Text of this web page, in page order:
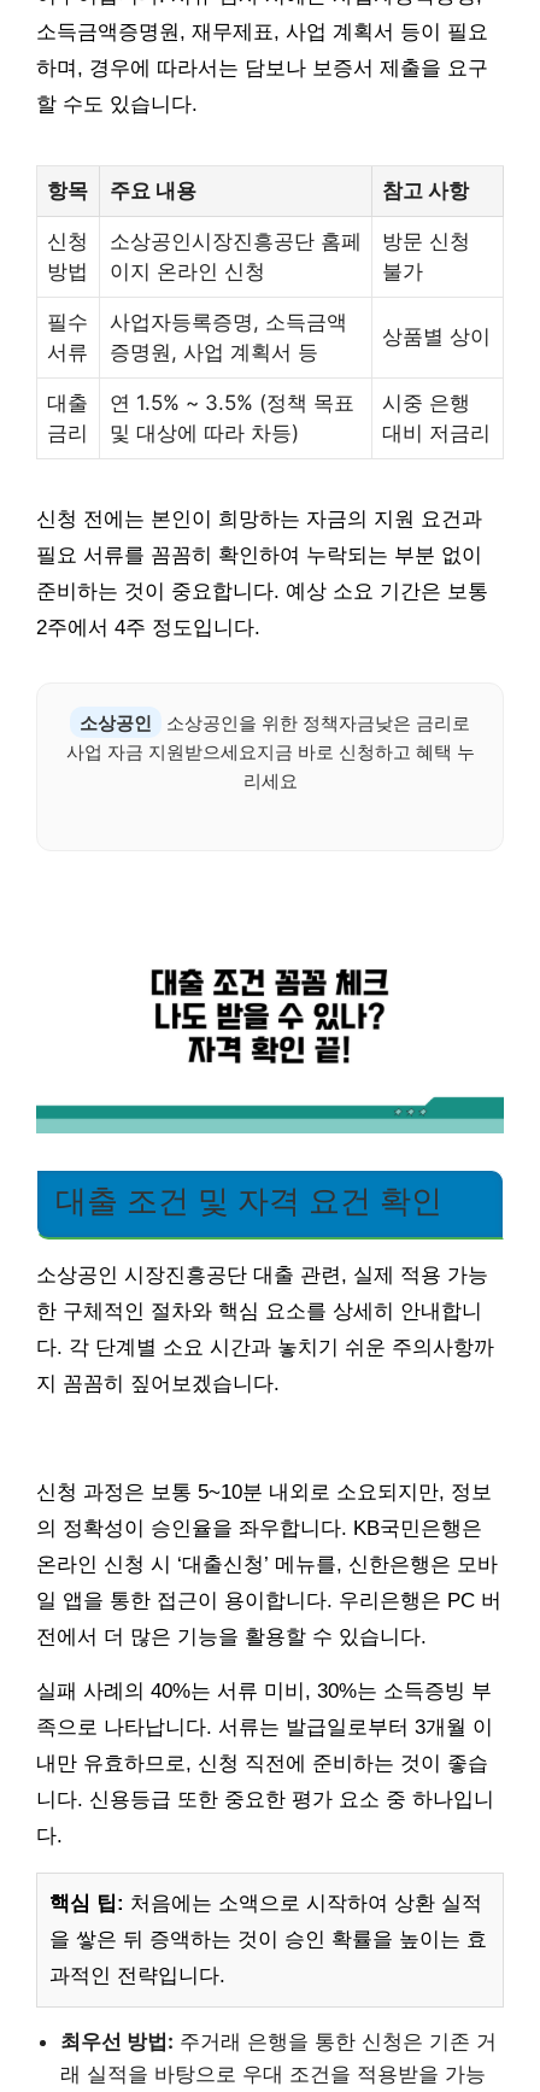
소득금액증명원, 재무제표, 사업 계획서 등이 필요
하며, 경우에 따라서는 담보나 보증서 제출을 요구
할 수도 있습니다.
항목 주요 내용 참고 사항
신청
방법
소상공인시장진흥공단 홈페
이지 온라인 신청
방문 신청
불가
필수
서류
사업자등록증명, 소득금액
증명원, 사업 계획서 등
상품별 상이
대출
금리
연 1.5% ~ 3.5% (정책 목표
및 대상에 따라 차등)
시중 은행
대비 저금리
신청 전에는 본인이 희망하는 자금의 지원 요건과
필요 서류를 꼼꼼히 확인하여 누락되는 부분 없이
준비하는 것이 중요합니다. 예상 소요 기간은 보통
2주에서 4주 정도입니다.
소상공인
소상공인을 위한 정책자금낮은 금리로
사업 자금 지원받으세요지금 바로 신청하고 혜택 누
리세요
대출 조건 및 자격 요건 확인
소상공인 시장진흥공단 대출 관련, 실제 적용 가능
한 구체적인 절차와 핵심 요소를 상세히 안내합니
다. 각 단계별 소요 시간과 놓치기 쉬운 주의사항까
지 꼼꼼히 짚어보겠습니다.
신청 과정은 보통 5~10분 내외로 소요되지만, 정보
의 정확성이 승인율을 좌우합니다. KB국민은행은
온라인 신청 시 ‘대출신청’ 메뉴를, 신한은행은 모바
일 앱을 통한 접근이 용이합니다. 우리은행은 PC 버
전에서 더 많은 기능을 활용할 수 있습니다.
실패 사례의 40%는 서류 미비, 30%는 소득증빙 부
족으로 나타납니다. 서류는 발급일로부터 3개월 이
내만 유효하므로, 신청 직전에 준비하는 것이 좋습
니다. 신용등급 또한 중요한 평가 요소 중 하나입니
다.
핵심 팁: 처음에는 소액으로 시작하여 상환 실적
을 쌓은 뒤 증액하는 것이 승인 확률을 높이는 효
과적인 전략입니다.
최우선 방법: 주거래 은행을 통한 신청은 기존 거
래 실적을 바탕으로 우대 조건을 적용받을 가능